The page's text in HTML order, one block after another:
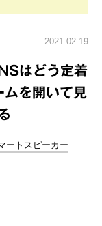
2021.02.19
はどう定着
を開いて見
ートスピーカー